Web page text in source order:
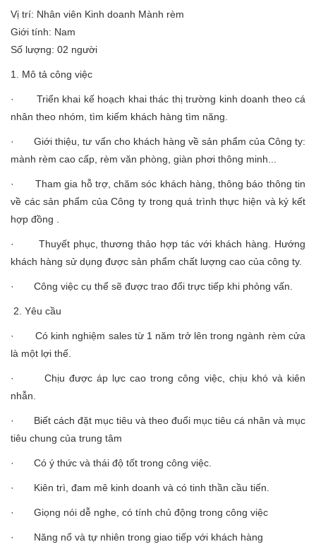
Vị trí: Nhân viên Kinh doanh Mành rèm
Giới tính: Nam
Số lượng: 02 người
1. Mô tả công việc
· Triển khai kế hoạch khai thác thị trường kinh doanh theo cá
nhân theo nhóm, tìm kiếm khách hàng tìm năng.
· Giới thiệu, tư vấn cho khách hàng về sản phẩm của Công ty:
mành rèm cao cấp, rèm văn phòng, giàn phơi thông minh...
· Tham gia hỗ trợ, chăm sóc khách hàng, thông báo thông tin
về các sản phẩm của Công ty trong quá trình thực hiện và ký kết
hợp đồng .
· Thuyết phục, thương thảo hợp tác với khách hàng. Hướng
khách hàng sử dụng được sản phẩm chất lượng cao của công ty.
· Công việc cụ thể sẽ được trao đổi trực tiếp khi phỏng vấn.
2. Yêu cầu
· Có kinh nghiệm sales từ 1 năm trở lên trong ngành rèm cửa
là một lợi thế.
· Chịu được áp lực cao trong công việc, chịu khó và kiên
nhẫn.
· Biết cách đặt mục tiêu và theo đuổi mục tiêu cá nhân và mục
tiêu chung của trung tâm
· Có ý thức và thái độ tốt trong công việc.
· Kiên trì, đam mê kinh doanh và có tinh thần cầu tiến.
· Giọng nói dễ nghe, có tính chủ động trong công việc
· Năng nổ và tự nhiên trong giao tiếp với khách hàng